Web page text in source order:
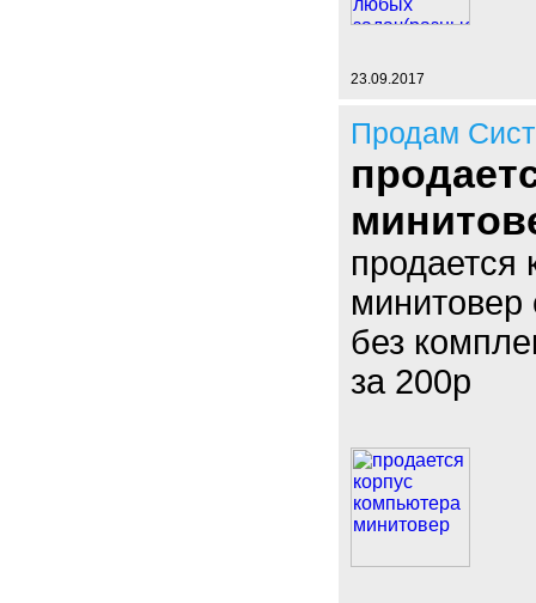
23.09.2017
Продам
продается
минитовер
без
за 200р